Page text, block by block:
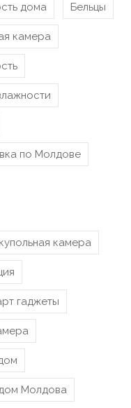
дома Бельцы
камера
по Молдове
купольная камера
гаджеты
Молдова